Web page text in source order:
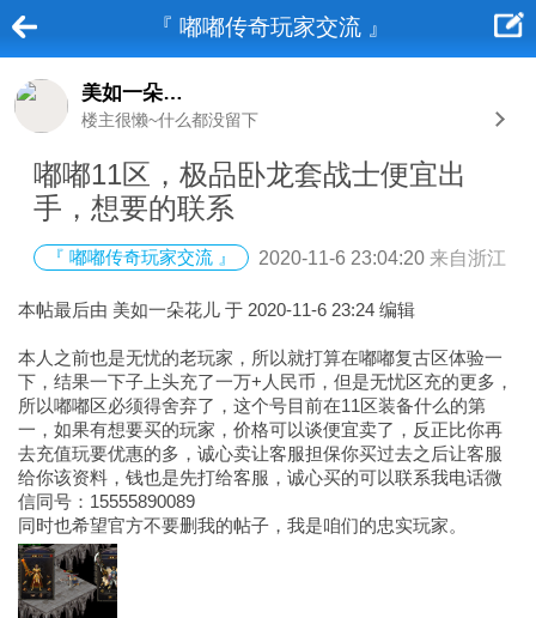
『 嘟嘟传奇玩家交流 』
美如一朵花儿
楼主很懒~什么都没留下
嘟嘟11区，极品卧龙套战士便宜出
手，想要的联系
『 嘟嘟传奇玩家交流 』 2020-11-6 23:04:20来自浙江
本帖最后由 美如一朵花儿 于 2020-11-6 23:24 编辑
本人之前也是无忧的老玩家，所以就打算在嘟嘟复古区体验一
下，结果一下子上头充了一万+人民币，但是无忧区充的更多，
所以嘟嘟区必须得舍弃了，这个号目前在11区装备什么的第
一，如果有想要买的玩家，价格可以谈便宜卖了，反正比你再
去充值玩要优惠的多，诚心卖让客服担保你买过去之后让客服
给你该资料，钱也是先打给客服，诚心买的可以联系我电话微
信同号：15555890089
同时也希望官方不要删我的帖子，我是咱们的忠实玩家。